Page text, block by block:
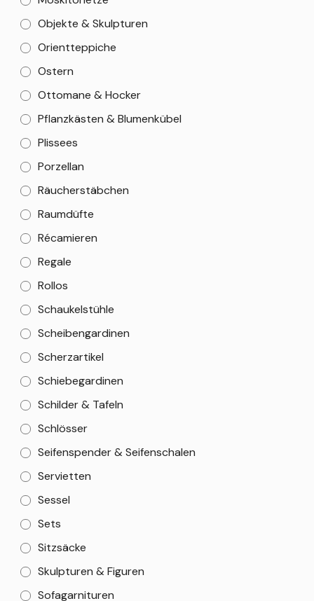
Objekte & Skulpturen
Orientteppiche
Ostern
Ottomane & Hocker
Pflanzkästen & Blumenkübel
Plissees
Porzellan
Räucherstäbchen
Raumdüfte
Récamieren
Regale
Rollos
Schaukelstühle
Scheibengardinen
Scherzartikel
Schiebegardinen
Schilder & Tafeln
Schlösser
Seifenspender & Seifenschalen
Servietten
Sessel
Sets
Sitzsäcke
Skulpturen & Figuren
Sofagarnituren